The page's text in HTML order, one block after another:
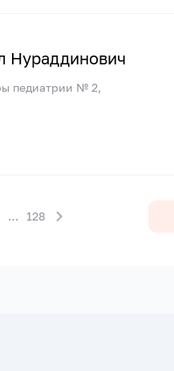
Нураддинович
педиатрии № 2,
… 128